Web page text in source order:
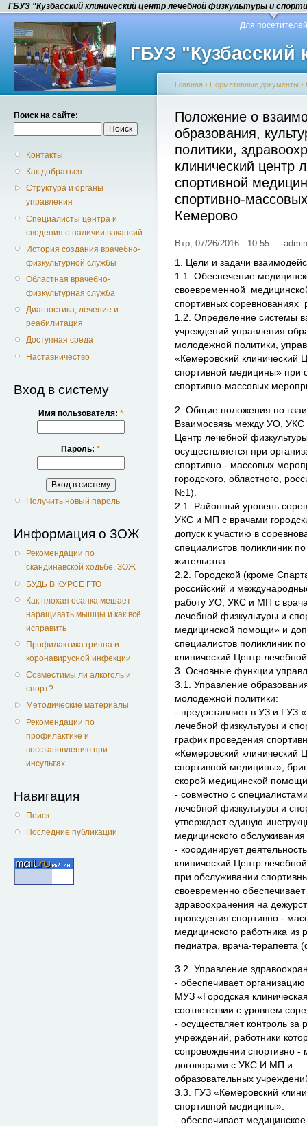
ГБУЗ "Кузбасский клинический центр лечебной физкультуры и
ГБУЗ
Для посетителей
Поиск на сайте:
Контакты
Как добраться
Структура и органы
управления
Специалисты центра и
сведения о наличии вакансий
История создания врачебно-
физкультурной службы
Областная врачебно-
физкультурная служба
Диагностика, лечение и
реабилитация
Доступная среда
Наставничество
Вход в систему
Имя пользователя: *
Пароль: *
Получить новый пароль
Информация о ЗОЖ
Рекомендации по
скандинавской ходьбе. ЗОЖ
БУДЬ В КУРСЕ ГТО
Как плохая осанка мешает
наращивать мышцы и как всё
исправить
Профилактика гриппа и
коронавирусной инфекции
Совместимы ли алкоголь и
спорт?
Методические материалы
Рекомендации по
профилактике и
восстановлению при
инсультах
Навигация
Поиск
Последние публикации
Главная › Нормативные документы ›
Положение о
образования,
политики,
клинический центр
спортивной
спортивно-
Кемерово
Втр, 07/26/2016 - 10:55 —
1. Цели и задачи
1.1. Обеспечение
своевременной
спортивных соревнованиях
1.2. Определение системы
учреждений управления
молодежной политики,
«Кемеровский клинический
спортивной медицины» при
спортивно-массовых
2. Общие положения по
Взаимосвязь между УО,
Центр лечебной
осуществляется при
спортивно - массовых
городского, областного,
№1).
2.1. Районный уровень
УКС и МП с врачами
допуск к участию в
специалистов поликлиник
жительства.
2.2. Городской (кроме
российский и
работу УО, УКС и МП с
лечебной физкультуры и
медицинской помощи» и
специалистов поликлиник
клинический Центр
3. Основные функции
3.1. Управление
молодежной политики:
- предоставляет в УЗ и ГУЗ
лечебной физкультуры и
график проведения
«Кемеровский клинический
спортивной медицины»,
скорой медицинской
- совместно с
лечебной физкультуры и
утверждает единую
медицинского
- координирует
клинический Центр
при обслуживании
своевременно
здравоохранения на
проведения спортивно -
медицинского работника из
педиатра, врача-терапевта
3.2. Управление
- обеспечивает
МУЗ «Городская
соответствии с уровнем
- осуществляет контроль
учреждений, работники
сопровождении спортивно -
договорами с УКС И МП и
образовательных
3.3. ГУЗ «Кемеровский
спортивной медицины»:
- обеспечивает